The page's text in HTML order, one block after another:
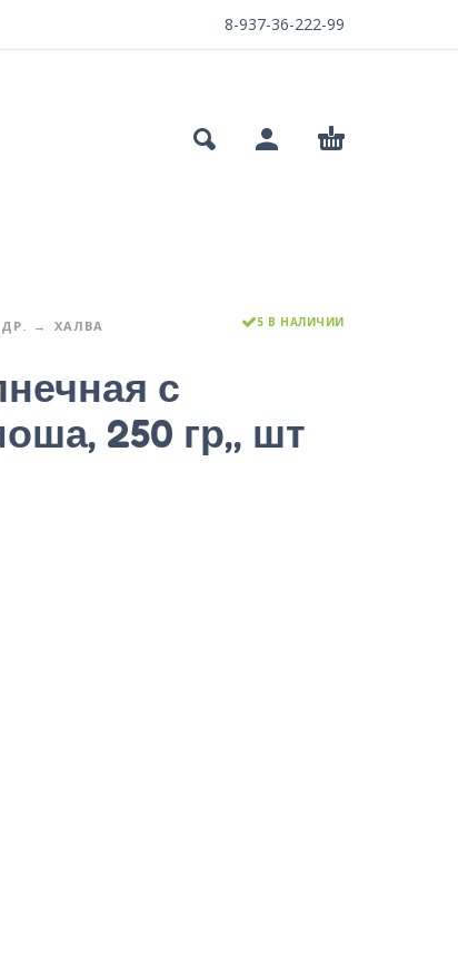
8-937-36-222-99
ХАЛВА 5 В НАЛИЧИИ
с
250 гр,, шт